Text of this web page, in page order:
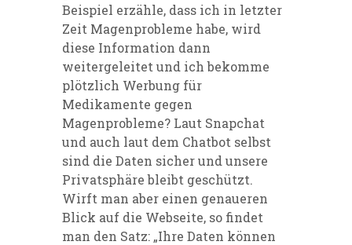
Beispiel erzähle, dass ich in letzter
Zeit Magenprobleme habe, wird
diese Information dann
weitergeleitet und ich bekomme
plötzlich Werbung für
Medikamente gegen
Magenprobleme? Laut Snapchat
und auch laut dem Chatbot selbst
sind die Daten sicher und unsere
Privatsphäre bleibt geschützt.
Wirft man aber einen genaueren
Blick auf die Webseite, so findet
man den Satz: „Ihre Daten können